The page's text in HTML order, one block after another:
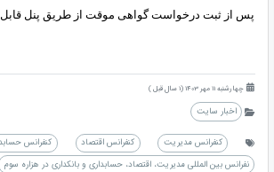
پس از ثبت درخواست گواهی موقت از طریق پنل قابل
چهارشنبه 11 مهر 1403 (1 سال قبل )
اخبار سایت
کنفرانس مدیریت کنفرانس اقتصاد کنفرانس
نفرانس بین المللی مدیریت، اقتصاد، حسابداری و بانکداری در هزاره سوم